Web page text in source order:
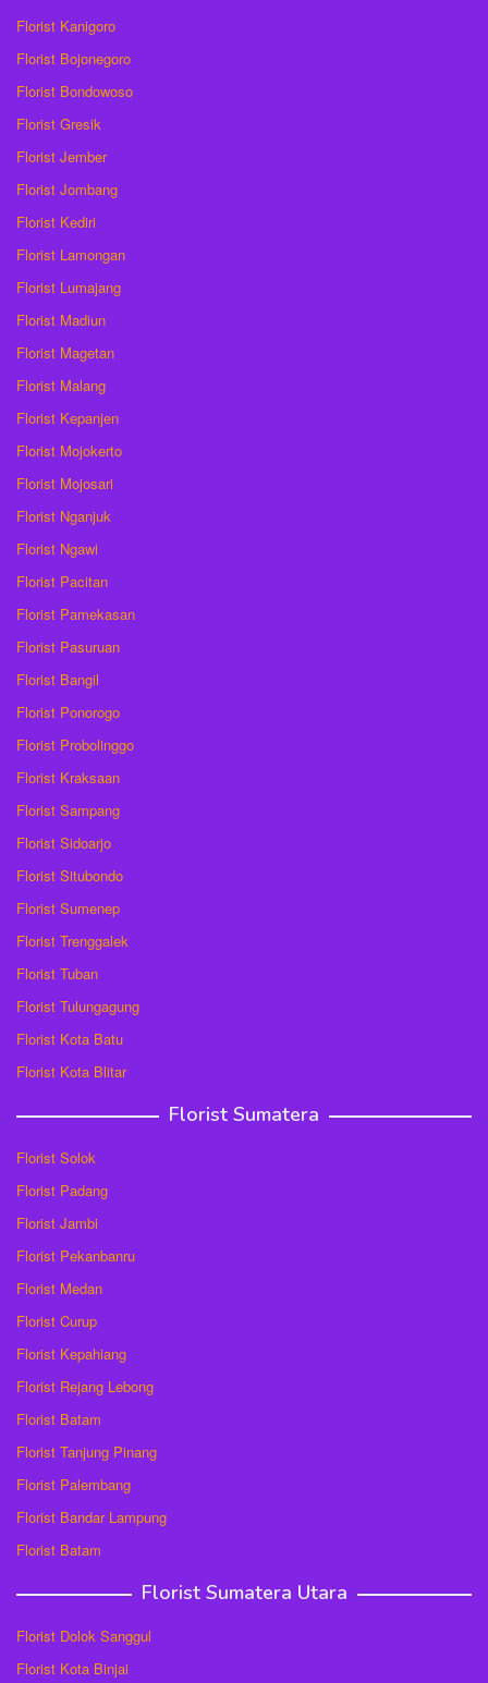
Florist Kanigoro
Florist Bojonegoro
Florist Bondowoso
Florist Gresik
Florist Jember
Florist Jombang
Florist Kediri
Florist Lamongan
Florist Lumajang
Florist Madiun
Florist Magetan
Florist Malang
Florist Kepanjen
Florist Mojokerto
Florist Mojosari
Florist Nganjuk
Florist Ngawi
Florist Pacitan
Florist Pamekasan
Florist Pasuruan
Florist Bangil
Florist Ponorogo
Florist Probolinggo
Florist Kraksaan
Florist Sampang
Florist Sidoarjo
Florist Situbondo
Florist Sumenep
Florist Trenggalek
Florist Tuban
Florist Tulungagung
Florist Kota Batu
Florist Kota Blitar
Florist Sumatera
Florist Solok
Florist Padang
Florist Jambi
Florist Pekanbanru
Florist Medan
Florist Curup
Florist Kepahiang
Florist Rejang Lebong
Florist Batam
Florist Tanjung Pinang
Florist Palembang
Florist Bandar Lampung
Florist Batam
Florist Sumatera Utara
Florist Dolok Sanggul
Florist Kota Binjai